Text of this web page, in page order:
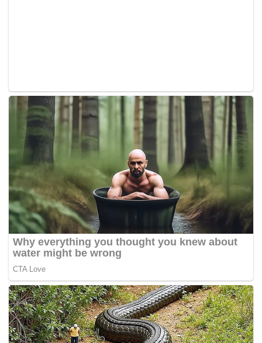
Fiorentina vs Sassuolo 17.30 WIB
Genoa vs Como 20.00 WIB
Torino vs Inter Milan 23.00 WIB
Senin (27/4)
AC Milan vs Juventus 01.45 WIB
Cagliari vs Atalanta 23.30 WIB
Selasa (28/4)